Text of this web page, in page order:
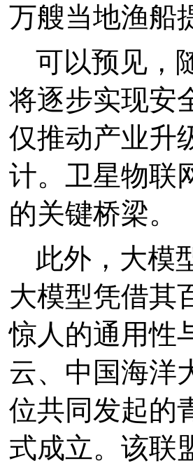
万艘当地渔船
可以预见，
将逐步实现安
仅推动产业升
计。卫星物联
的关键桥梁。
此外，大模
大模型凭借其
惊人的通用性
云、中国海洋
位共同发起的
式成立。该联